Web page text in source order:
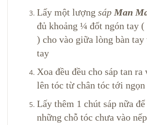
Lấy một lượng sáp Man
đủ khoảng ¼ đốt ngón tay (
) cho vào giữa lòng bàn tay
tay
Xoa đều đều cho sáp tan ra
lên tóc từ chân tóc tới ngọn
Lấy thêm 1 chút sáp nữa
những chỗ tóc chưa vào